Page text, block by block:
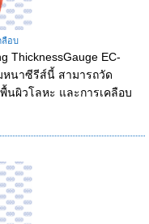
ลือบ
ThicknessGauge EC-
หนาซีรีส์นี้ สามารถวัด
ผิวโลหะ และการเคลือบ